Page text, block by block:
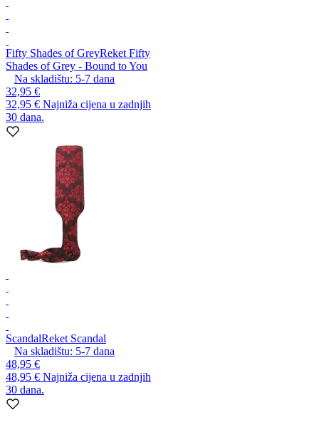
Fifty Shades of GreyReket Fifty
Shades of Grey - Bound to You
Na skladištu: 5-7 dana
32,95 €
32,95 € Najniža cijena u zadnjih
30 dana.
ScandalReket Scandal
Na skladištu: 5-7 dana
48,95 €
48,95 € Najniža cijena u zadnjih
30 dana.